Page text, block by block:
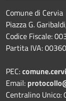
Comune di Cervia
Piazza G.
Codice Fiscale:
Partita IVA:
PEC:
Email:
Centralino